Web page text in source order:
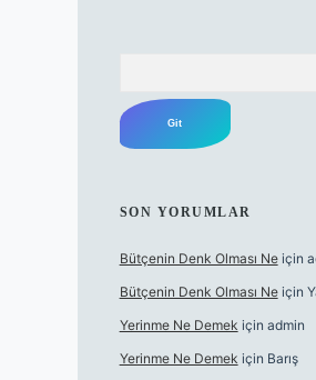
SON YORUMLAR
Bütçenin Denk Olması Neiçin
Bütçenin Denk Olması Neiçin
Yerinme Ne Demek için admin
Yerinme Ne Demek için Barış